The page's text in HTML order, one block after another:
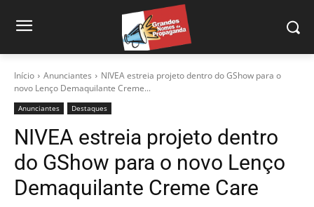
Início Anunciantes
NIVEA estreia projeto dentro do GShow para o
novo Lenço Demaquilante Creme...
Anunciantes Destaques
NIVEA estreia projeto dentro
do GShow para o novo Lenço
Demaquilante Creme Care